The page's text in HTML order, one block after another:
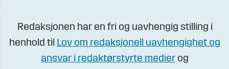
Redaksjonen har en fri og uavhengig stilling i
henhold til Lov om redaksjonell uavhengighet og
ansvar i redaktørstyrte medier og